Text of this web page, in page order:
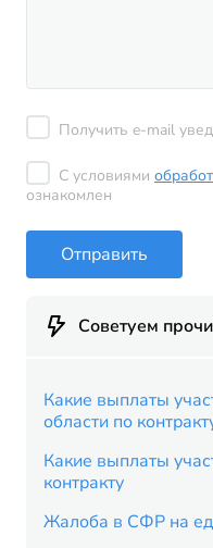
Получить e-mail
С условиями
ознакомлен
Отправить
Советуем
Какие выплаты
области по
Какие выплаты
контракту
Жалоба в СФР на